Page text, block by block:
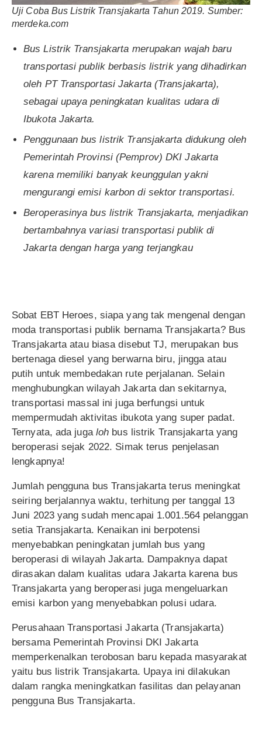
Uji Coba Bus Listrik Transjakarta Tahun 2019. Sumber:
merdeka.com
Bus Listrik Transjakarta merupakan wajah baru
transportasi publik berbasis listrik yang dihadirkan
oleh PT Transportasi Jakarta (Transjakarta),
sebagai upaya peningkatan kualitas udara di
Ibukota Jakarta.
Penggunaan bus listrik Transjakarta didukung oleh
Pemerintah Provinsi (Pemprov) DKI Jakarta
karena memiliki banyak keunggulan yakni
mengurangi emisi karbon di sektor transportasi.
Beroperasinya bus listrik Transjakarta, menjadikan
bertambahnya variasi transportasi publik di
Jakarta dengan harga yang terjangkau
Sobat EBT Heroes, siapa yang tak mengenal dengan
moda transportasi publik bernama Transjakarta? Bus
Transjakarta atau biasa disebut TJ, merupakan bus
bertenaga diesel yang berwarna biru, jingga atau
putih untuk membedakan rute perjalanan. Selain
menghubungkan wilayah Jakarta dan sekitarnya,
transportasi massal ini juga berfungsi untuk
mempermudah aktivitas ibukota yang super padat.
Ternyata, ada juga loh bus listrik Transjakarta yang
beroperasi sejak 2022. Simak terus penjelasan
lengkapnya!
Jumlah pengguna bus Transjakarta terus meningkat
seiring berjalannya waktu, terhitung per tanggal 13
Juni 2023 yang sudah mencapai 1.001.564 pelanggan
setia Transjakarta. Kenaikan ini berpotensi
menyebabkan peningkatan jumlah bus yang
beroperasi di wilayah Jakarta. Dampaknya dapat
dirasakan dalam kualitas udara Jakarta karena bus
Transjakarta yang beroperasi juga mengeluarkan
emisi karbon yang menyebabkan polusi udara.
Perusahaan Transportasi Jakarta (Transjakarta)
bersama Pemerintah Provinsi DKI Jakarta
memperkenalkan terobosan baru kepada masyarakat
yaitu bus listrik Transjakarta. Upaya ini dilakukan
dalam rangka meningkatkan fasilitas dan pelayanan
pengguna Bus Transjakarta.